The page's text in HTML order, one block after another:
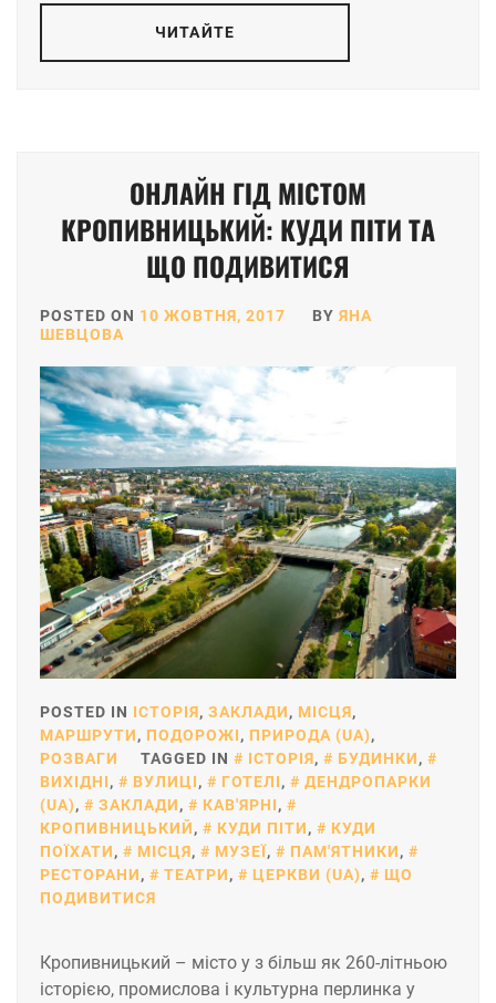
ЧИТАЙТЕ
ОНЛАЙН ГІД МІСТОМ
КРОПИВНИЦЬКИЙ: КУДИ ПІТИ ТА
ЩО ПОДИВИТИСЯ
POSTED ON 10 ЖОВТНЯ, 2017 BY ЯНА
ШЕВЦОВА
POSTED IN ІСТОРІЯ, ЗАКЛАДИ, МІСЦЯ,
МАРШРУТИ, ПОДОРОЖІ, ПРИРОДА (UA),
РОЗВАГИ
TAGGED IN ІСТОРІЯ, БУДИНКИ,
ВИХІДНІ, ВУЛИЦІ, ГОТЕЛІ,
ДЕНДРОПАРКИ
(UA), ЗАКЛАДИ, КАВ'ЯРНІ,
КРОПИВНИЦЬКИЙ, КУДИ ПІТИ,
КУДИ
ПОЇХАТИ, МІСЦЯ, МУЗЕЇ, ПАМ'ЯТНИКИ,
РЕСТОРАНИ, ТЕАТРИ, ЦЕРКВИ (UA),
ЩО
ПОДИВИТИСЯ
Кропивницький – місто у з більш як 260-літньою
історією, промислова і культурна перлинка у